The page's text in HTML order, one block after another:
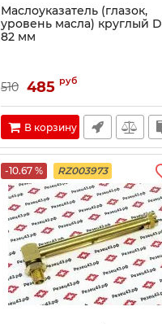
Маслоуказатель (глазок,
уровень масла) круглый D
82 мм
510 485 руб
В корзину
-10.67 % RZ003973